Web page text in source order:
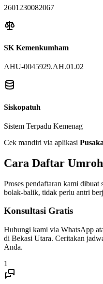
2601230082067
SK Kemenkumham
AHU-0045929.AH.01.02
Siskopatuh
Sistem Terpadu Kemenag
Cek mandiri via aplikasi
Cara Daftar
Proses pendaftaran kami
bolak-balik, tidak perlu antri
Konsultasi Gratis
Hubungi kami via WhatsApp
di Bekasi Utara. Ceritakan
Anda.
1